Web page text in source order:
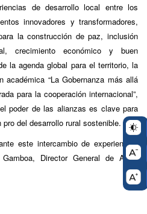
de desarrollo local entre los
innovadores y transformadores,
la construcción de paz, inclusión
crecimiento económico y buen
la agenda global para el territorio, la
“La Gobernanza más allá
para la cooperación internacional”,
poder de las alianzas es clave para
del desarrollo rural sostenible.
este intercambio de experiencias
Director General de APC-